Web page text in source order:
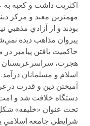
اكثريت داشت و كعبه به
مهمترين معبد و مركز
بودند و از آزادي مذهبي
پيروان مذاهب ديده
حاكميت يافتن پيامبر
هجرت، سراسرعربستان
اسلام و مسلمانان
آميختن دين و قدرت
دستگاه خلافت شد و
تحت عنوان «خليفه»
شرايطي جامعه اسلامي